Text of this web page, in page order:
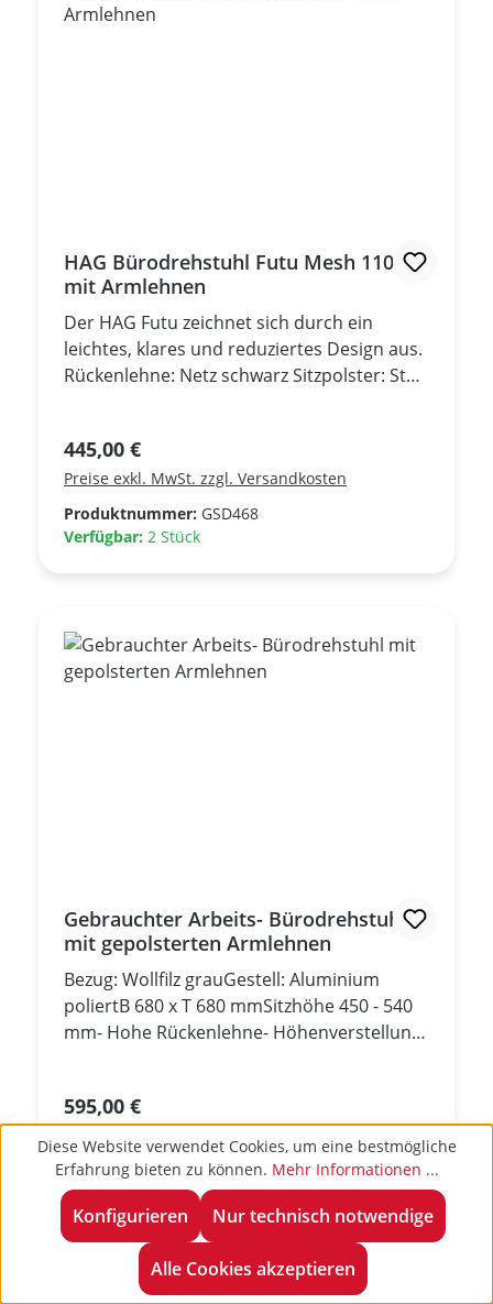
HAG Bürodrehstuhl Futu Mesh 1100
mit Armlehnen
Der HAG Futu zeichnet sich durch ein
leichtes, klares und reduziertes Design aus.
Rückenlehne: Netz schwarz Sitzpolster: Stoff
***
Regulärer Preis:
445,00 €
Preise exkl. MwSt. zzgl. Versandkosten
Produktnummer: GSD468
Verfügbar: 2 Stück
Gebrauchter Arbeits- Bürodrehstuhl
mit gepolsterten Armlehnen
Bezug: Wollfilz grauGestell: Aluminium
poliertB 680 x T 680 mmSitzhöhe 450 - 540
mm- Hohe Rückenlehne- Höhenverstellung
Arretierung der Rückenlehne in 4
Positionen- Gebrauchtmöbel - guter
Zustand -
Regulärer Preis:
595,00 €
Preise exkl. MwSt. zzgl. Versandkosten
Produktnummer:GSD494
Verfügbar:2 Stück
Diese Website verwendet Cookies, um eine bestmögliche
Erfahrung bieten zu können. Mehr Informationen ...
Nur technisch notwendige
Konfigurieren
Alle Cookies akzeptieren